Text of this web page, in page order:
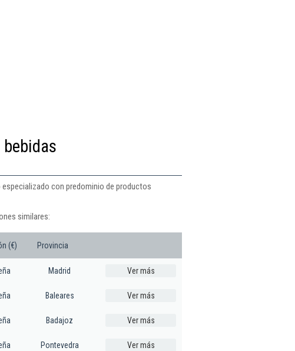
con predominio de productos
similares:
(€) Provincia
Madrid Ver más
Baleares Ver más
Badajoz Ver más
Pontevedra Ver más